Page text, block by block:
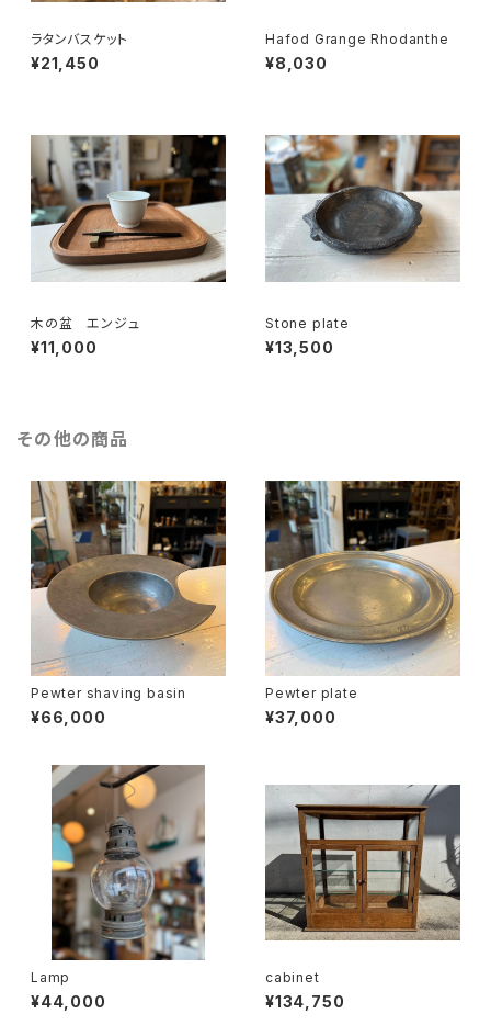
ラタンバスケット
¥21,450
Hafod Grange Rhodanthe
¥8,030
木の盆 エンジュ
¥11,000
Stone plate
¥13,500
その他の商品
Pewter shaving basin
¥66,000
Pewter plate
¥37,000
Lamp
¥44,000
cabinet
¥134,750